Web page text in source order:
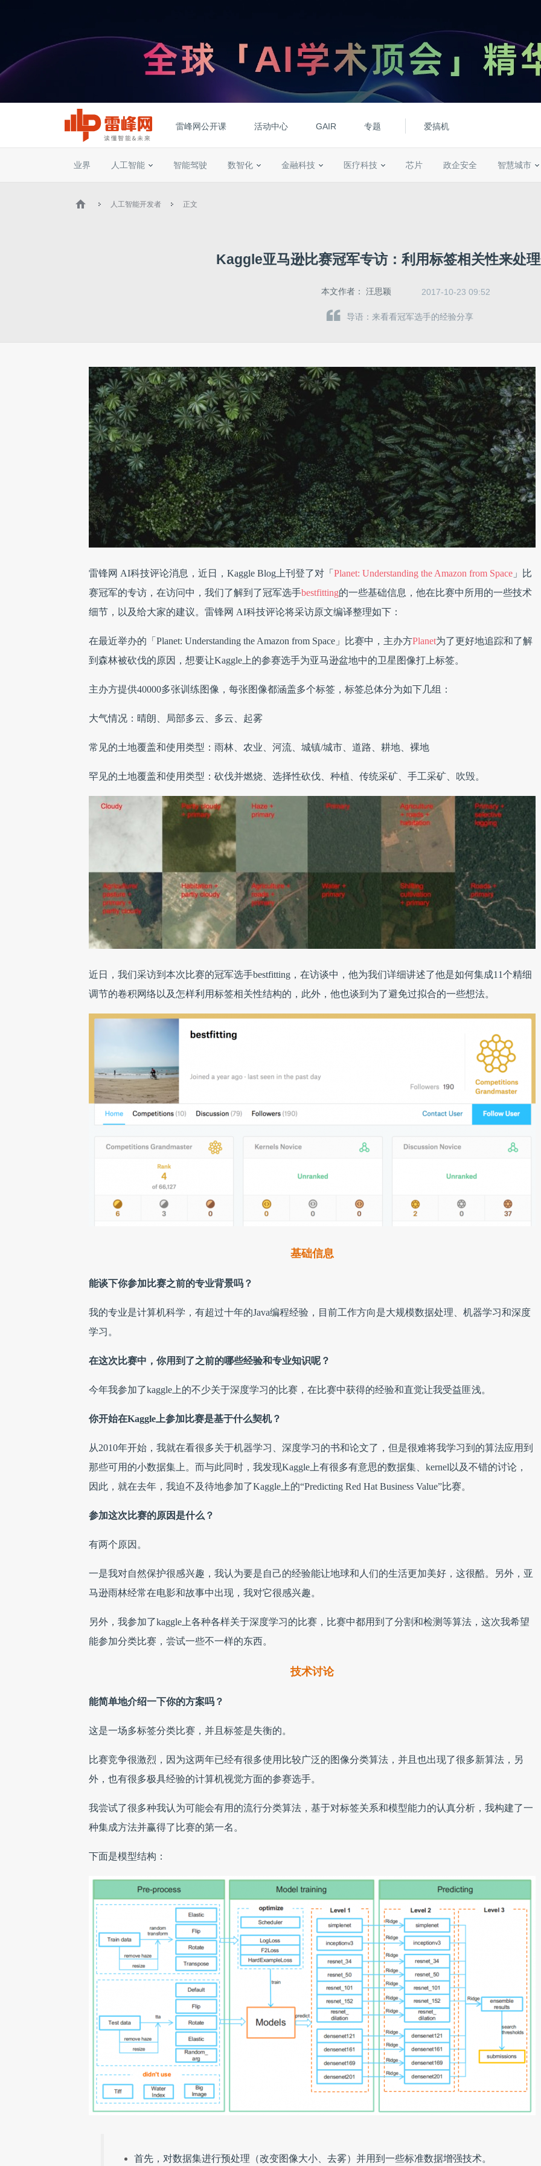
雷峰网公开课 活动中心 GAIR 专题 爱搞机
业界 人工智能 智能驾驶 数智化 金融科技 医疗科技 芯片 政企安全 智慧城市
人工智能开发者 正文
Kaggle亚马逊比赛冠军专访：利用标签相关性来处
本文作者： 汪思颖 2017-10-23 09:52
导语：来看看冠军选手的经验分享
雷锋网 AI科技评论消息，近日，Kaggle Blog上刊登了对「 Planet: Understanding the Amazon from Space 」比
赛冠军的专访，在访问中，我们了解到了冠军选手bestfitting的一些基础信息，他在比赛中所用的一些技术
细节，以及给大家的建议。雷锋网 AI科技评论将采访原文编译整理如下：
在最近举办的「Planet: Understanding the Amazon from Space」比赛中，主办方Planet为了更好地追踪和了解
到森林被砍伐的原因，想要让Kaggle上的参赛选手为亚马逊盆地中的卫星图像打上标签。
主办方提供40000多张训练图像，每张图像都涵盖多个标签，标签总体分为如下几组：
大气情况：晴朗、局部多云、多云、起雾
常见的土地覆盖和使用类型：雨林、农业、河流、城镇/城市、道路、耕地、裸地
罕见的土地覆盖和使用类型：砍伐并燃烧、选择性砍伐、种植、传统采矿、手工采矿、吹毁。
近日，我们采访到本次比赛的冠军选手bestfitting，在访谈中，他为我们详细讲述了他是如何集成11个精细
调节的卷积网络以及怎样利用标签相关性结构的，此外，他也谈到为了避免过拟合的一些想法。
基础信息
能谈下你参加比赛之前的专业背景吗？
我的专业是计算机科学，有超过十年的Java编程经验，目前工作方向是大规模数据处理、机器学习和深度
学习。
在这次比赛中，你用到了之前的哪些经验和专业知识呢？
今年我参加了kaggle上的不少关于深度学习的比赛，在比赛中获得的经验和直觉让我受益匪浅。
你开始在Kaggle上参加比赛是基于什么契机？
从2010年开始，我就在看很多关于机器学习、深度学习的书和论文了，但是很难将我学习到的算法应用到
那些可用的小数据集上。而与此同时，我发现Kaggle上有很多有意思的数据集、kernel以及不错的讨论，
因此，就在去年，我迫不及待地参加了Kaggle上的“Predicting Red Hat Business Value”比赛。
参加这次比赛的原因是什么？
有两个原因。
一是我对自然保护很感兴趣，我认为要是自己的经验能让地球和人们的生活更加美好，这很酷。另外，亚
马逊雨林经常在电影和故事中出现，我对它很感兴趣。
另外，我参加了kaggle上各种各样关于深度学习的比赛，比赛中都用到了分割和检测等算法，这次我希望
能参加分类比赛，尝试一些不一样的东西。
技术讨论
能简单地介绍一下你的方案吗？
这是一场多标签分类比赛，并且标签是失衡的。
比赛竞争很激烈，因为这两年已经有很多使用比较广泛的图像分类算法，并且也出现了很多新算法，另
外，也有很多极具经验的计算机视觉方面的参赛选手。
我尝试了很多种我认为可能会有用的流行分类算法，基于对标签关系和模型能力的认真分析，我构建了一
种集成方法并赢得了比赛的第一名。
下面是模型结构：
首先，对数据集进行预处理（改变图像大小、去雾）并用到一些标准数据增强技术。